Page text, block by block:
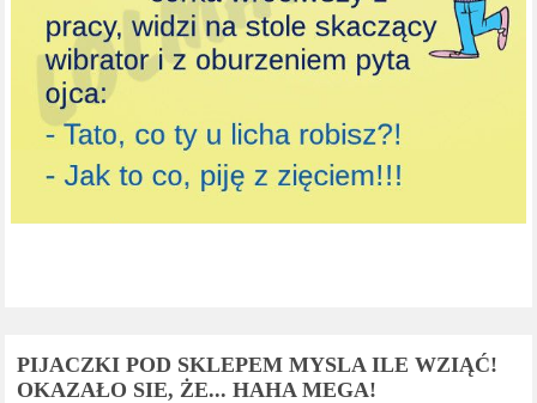
PIJACZKI POD SKLEPEM MYSLA ILE WZIĄĆ!
OKAZAŁO SIE, ŻE... HAHA MEGA!